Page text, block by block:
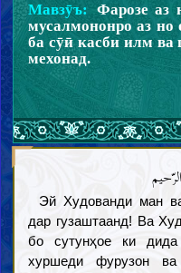
Мавзӯъ: Фарозе аз
мусалмононро аз но
ба сӯӣ касби илм ва
мехонад.
Эй Худованди ман
дар гузаштаанд! Ва
бо сутунҳое ки
хуршеди фурузон